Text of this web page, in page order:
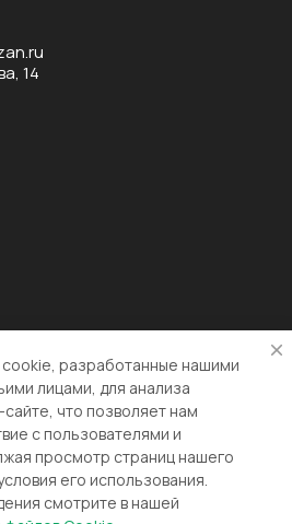
14
Оферта
gianit.ru
разработанные нашими
лицами, для анализа
что позволяет нам
с пользователями и
просмотр страниц нашего
его использования.
смотрите в нашей